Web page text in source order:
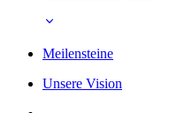
Meilensteine
Unsere Vision